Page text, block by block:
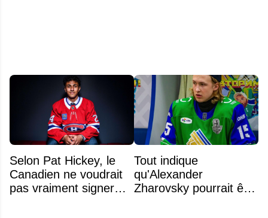
Selon Pat Hickey, le
Canadien ne voudrait
pas vraiment signer
Tout indique
qu'Alexander
Zharovsky pourrait être